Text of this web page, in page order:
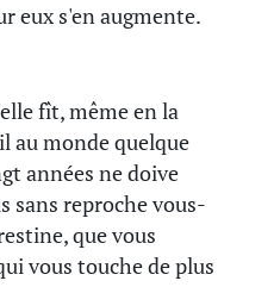
eux s'en augmente.
fît, même en la
au monde quelque
années ne doive
sans reproche vous-
que vous
vous touche de plus